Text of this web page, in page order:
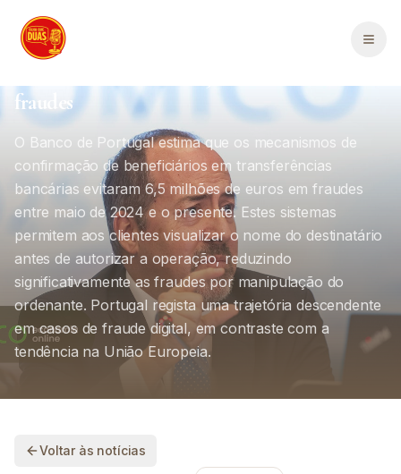
Serviços de confirmação de beneficiários em
fraudes
O Banco de Portugal estima que os mecanismos de
confirmação de beneficiários em transferências
bancárias evitaram 6,5 milhões de euros em fraudes
entre maio de 2024 e o presente. Estes sistemas
permitem aos clientes visualizar o nome do destinatário
antes de autorizar a operação, reduzindo
significativamente as fraudes por manipulação do
ordenante. Portugal regista uma trajetória descendente
em casos de fraude digital, em contraste com a
tendência na União Europeia.
Voltar às notícias